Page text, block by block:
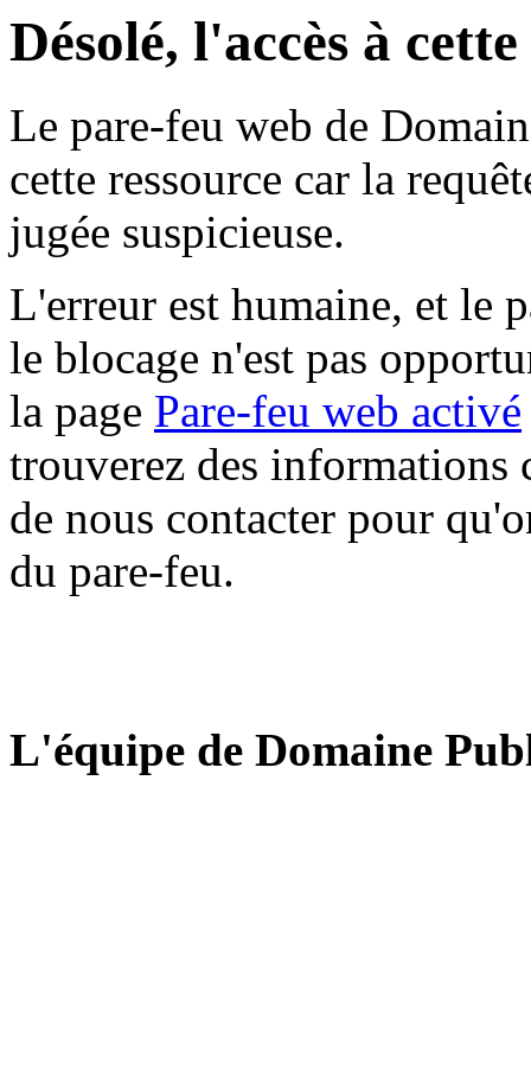
Désolé, l'accès à
Le pare-feu web de
cette ressource car la
jugée suspicieuse.
L'erreur est humaine, et le
le blocage n'est pas
la page Pare-feu web activé
trouverez des informations
de nous contacter pour
du pare-feu.
L'équipe de Domaine